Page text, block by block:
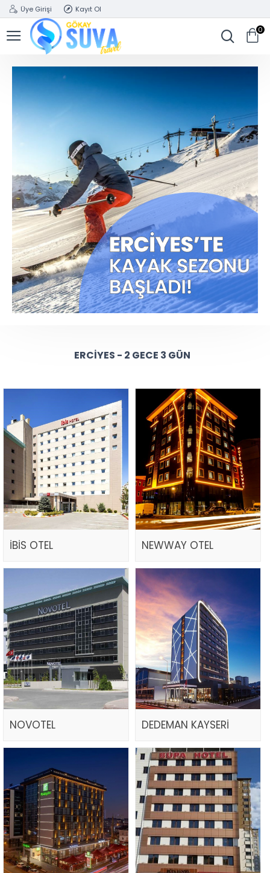
Üye Girişi Kayıt Ol
0
ERCIYES - 2 GECE 3 GÜN
İBİS OTEL NEWWAY OTEL
NOVOTEL DEDEMAN KAYSERİ